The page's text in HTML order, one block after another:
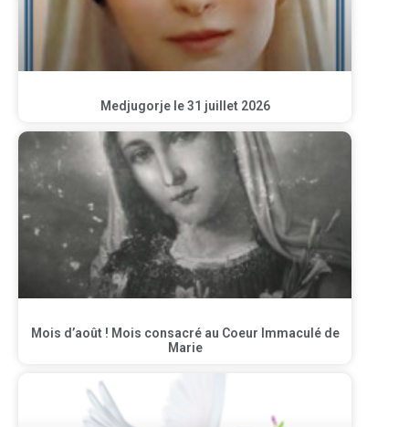
Medjugorje le 31 juillet 2026
Mois d’août ! Mois consacré au Coeur Immaculé de
Marie